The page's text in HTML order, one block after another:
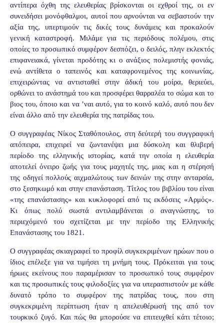
αντίπερα όχθη της ελευθερίας βρίσκονται οι εχθροί της, οι εν
συνειδήσει μονόφθαλμοι, αυτοί που αρνούνται να σεβαστούν την
αξία της, υπερτιμούν τις δικές τους δυνάμεις και προκαλούν
γενική καταστροφή. Μιλάμε για τις περιόδους πολέμου, στις
οποίες το προσωπικό συμφέρον δεσπόζει, ο δειλός, πλην εκλεκτός
επιφανειακά, γίνεται προδότης κι ο ανάξιος πολεμιστής φονιάς,
ενώ αντίθετα ο ταπεινός και καταφρονεμένος της κοινωνίας,
επιχειρώντας να αντισταθεί στην άδική του μοίρα, θεριεύει,
ορθώνει το ανάστημά του και προσφέρει θαρραλέα το σώμα και το
βιος του, όποιο και να ’ναι αυτό, για το κοινό καλό, αυτό που δεν
είναι άλλο από την ελευθερία της πατρίδας του.
Ο συγγραφέας Νίκος Σταθόπουλος, στη δεύτερή του συγγραφική
απόπειρα, επιχειρεί να ζωντανέψει μια δύσκολη και θλιβερή
περίοδο της ελληνικής ιστορίας, κατά την οποία η ελευθερία
αποτελεί όνειρο ζωής για τους μαχητές της, μιας και η στέρησή
της οδηγεί πολλούς αιχμαλώτους των δεινών της στην ανταρσία,
στο ξεσηκωμό και στην επανάσταση. Τίτλος του βιβλίου του είναι
«της επανάστασης» και κυκλοφορεί από τις εκδόσεις «Αρμός».
Κι όπως πολύ σωστά αντιλαμβάνεται ο αναγνώστης, το
περιεχόμενό του σχετίζεται με την περίοδο της Ελληνικής
Επανάστασης του 1821.
Ο συγγραφέας σκιαγραφεί το προφίλ συγκεκριμένων ηρώων που ο
ίδιος επέλεξε για να τιμήσει τη μνήμη τους. Πρόκειται για τους
ήρωες εκείνους που παραμέρισαν το προσωπικό τους συμφέρον
και τις προσωπικές τους φιλοδοξίες για να υπερασπιστούν με κάθε
δυνατό τρόπο το συμφέρον της πατρίδας τους, που στη
συγκεκριμένη περίπτωση ήταν η απελευθέρωσή της από τον
τουρκικό ζυγό. Και πώς θα μπορούσε να επιτευχθεί κάτι τέτοιο;